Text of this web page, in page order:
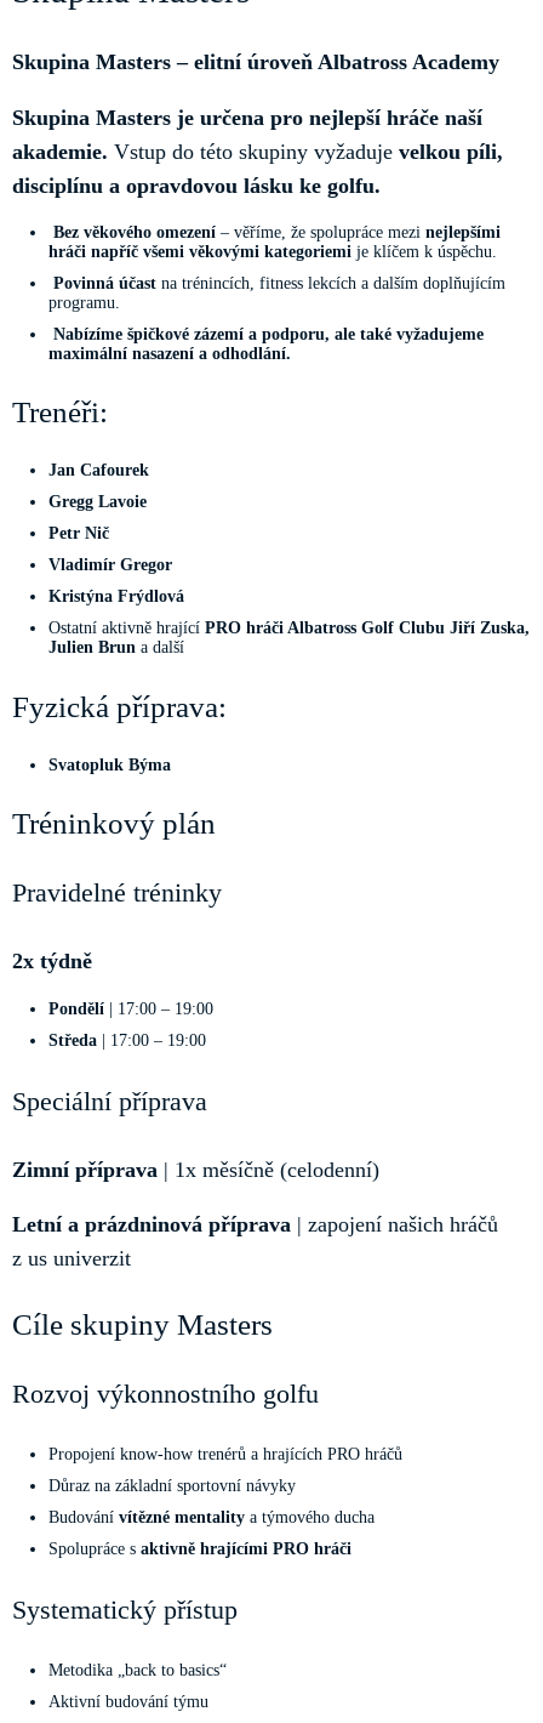
Skupina Masters – elitní úroveň Albatross Academy
Skupina Masters je určena pro nejlepší hráče naší
akademie. Vstup do této skupiny vyžaduje velkou píli,
disciplínu a opravdovou lásku ke golfu.
Bez věkového omezení – věříme, že spolupráce mezi nejlepšími
hráči napříč všemi věkovými kategoriemi je klíčem k úspěchu.
Povinná účast na trénincích, fitness lekcích a dalším doplňujícím
programu.
Nabízíme špičkové zázemí a podporu, ale také vyžadujeme
maximální nasazení a odhodlání.
Trenéři:
Jan Cafourek
Gregg Lavoie
Petr Nič
Vladimír Gregor
Kristýna Frýdlová
Ostatní aktivně hrající PRO hráči Albatross Golf Clubu Jiří Zuska,
Julien Brun a další
Fyzická příprava: ️
Svatopluk Býma
Tréninkový plán
Pravidelné tréninky
2x týdně
Pondělí | 17:00 – 19:00
Středa | 17:00 – 19:00
Speciální příprava
Zimní příprava | 1x měsíčně (celodenní)
Letní a prázdninová příprava | zapojení našich hráčů
z us univerzit
Cíle skupiny Masters
Rozvoj výkonnostního golfu
Propojení know-how trenérů a hrajících PRO hráčů
Důraz na základní sportovní návyky
Budování vítězné mentality a týmového ducha
Spolupráce s aktivně hrajícími PRO hráči
Systematický přístup
Metodika „back to basics“
Aktivní budování týmu